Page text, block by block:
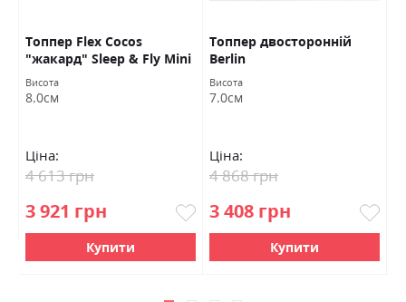
Топпер Flex Cocos
"жакард" Sleep & Fly Mini
Висота
8.0см
Ціна:
3 921 грн
4 613 грн
Купити
Топпер двосторонній
Berlin
Висота
7.0см
Ціна:
3 408 грн
4 868 грн
Купити